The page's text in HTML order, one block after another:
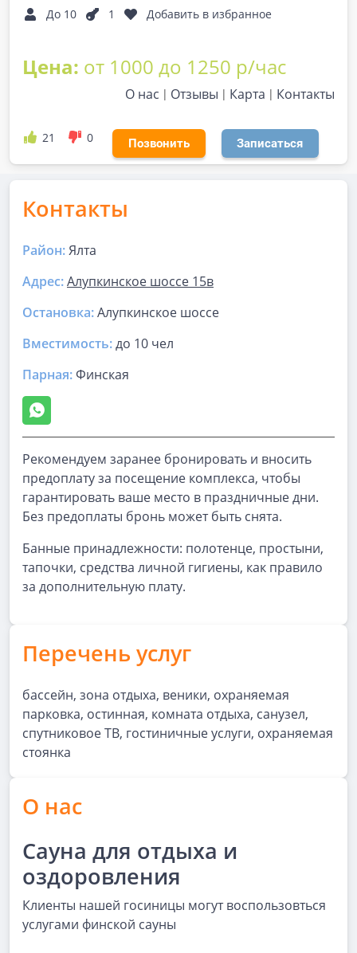
До 10 1 Добавить в избранное
Цена: от 1000 до 1250 р/час
О нас Отзывы Карта Контакты
21 0 Позвонить Записаться
Контакты
Район:Ялта
Адрес:Алупкинское шоссе 15в
Остановка:Алупкинское шоссе
Вместимость:до 10 чел
Парная:Финская
Рекомендуем заранее бронировать и вносить
предоплату за посещение комплекса, чтобы
гарантировать ваше место в праздничные дни.
Без предоплаты бронь может быть снята.
Банные принадлежности: полотенце, простыни,
тапочки, средства личной гигиены, как правило
за дополнительную плату.
Перечень услуг
бассейн, зона отдыха, веники, охраняемая
парковка, остинная, комната отдыха, санузел,
спутниковое ТВ, гостиничные услуги, охраняемая
стоянка
О нас
Сауна для отдыха и
оздоровления
Клиенты нашей госиницы могут воспользовться
услугами финской сауны